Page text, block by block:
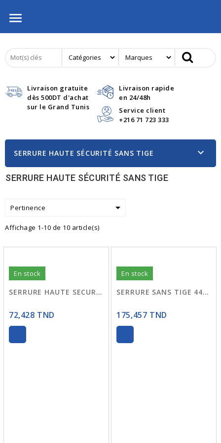

Livraison gratuite
dès 500DT d'achat
sur le Grand Tunis
Livraison rapide
en 24/48h
Service client
+216 71 723 333
SERRURE HAUTE SÉCURITÉ SANS TIGE 
SERRURE HAUTE SÉCURITÉ SANS TIGE
Pertinence 
Affichage 1-10 de 10 article(s)
En stock
SERRURE HAUTE SECURITE SANS TIGE 6710
72,428 TND
En stock
SERRURE SANS TIGE 440 DROITE Potent
175,457 TND